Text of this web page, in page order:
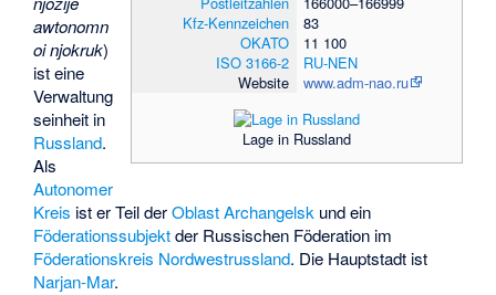
Kfz-Kennzeichen
83
OKATO
11 100
ISO 3166-2
RU-NEN
Website
www.adm-nao.ru
Lage in Russland
awtonomn
oi njokruk)
ist eine
Verwaltung
seinheit in
Russland.
Als
Autonomer
Kreis ist er Teil derOblast Archangelsk und ein
Föderationssubjektder Russischen Föderation im
Föderationskreis Nordwestrussland. Die Hauptstadt ist
Narjan-Mar.